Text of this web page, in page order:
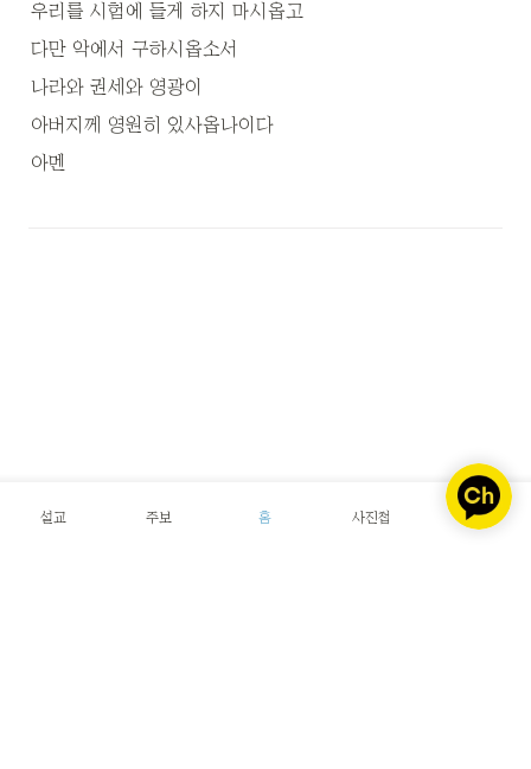
우리를 시험에 들게 하지 마시옵고
다만 악에서 구하시옵소서
나라와 권세와 영광이
아버지께 영원히 있사옵나이다
아멘
설교 주보 홈 사진첩 자료실